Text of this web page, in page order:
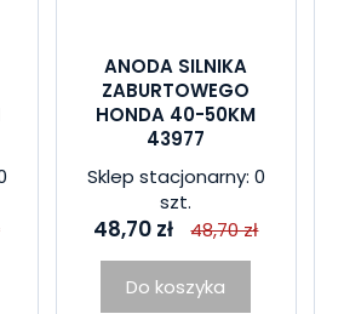
ANODA SILNIKA
ZABURTOWEGO
HONDA 40-50KM
43977
Sklep stacjonarny: 0
szt.
48,70 zł 48,70 zł
Do koszyka